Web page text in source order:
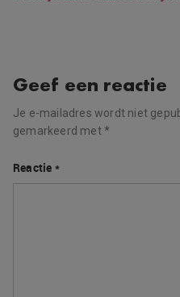
Geef een reactie
Je e-mailadres wordt niet
gemarkeerd met*
Reactie *